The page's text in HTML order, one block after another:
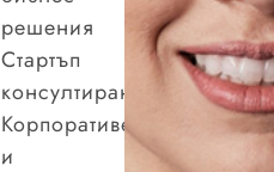
решения
Стартъп
консултиране
Корпоративен
и